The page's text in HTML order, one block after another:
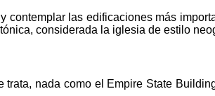
contemplar las edificaciones más
considerada la iglesia de estilo
trata, nada como el Empire State